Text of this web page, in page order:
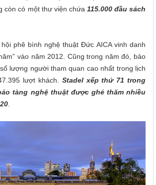
còn có một thư viện chứa 115.000 đầu sách
phê bình nghệ thuật Đức AICA vinh danh
vào năm 2012. Cũng trong năm đó, bảo
lượng người tham quan cao nhất trong lịch
lượt khách. Stadel xếp thứ 71 trong
tàng nghệ thuật được ghé thăm nhiều